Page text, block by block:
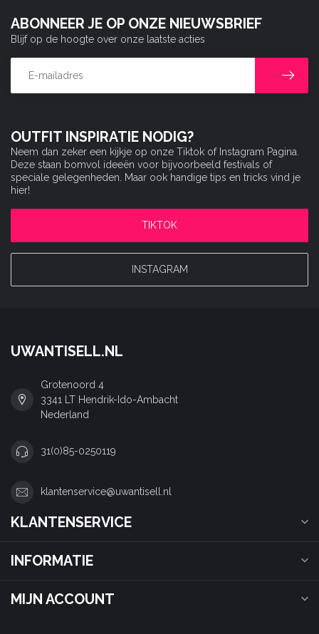
OUTFIT INSPIRATIE NODIG?
Neem dan zeker een kijkje op onze Tiktok of Instagram Pagina.
Deze staan bomvol ideeën voor bijvoorbeeld festivals of
speciale gelegenheden. Maar ook handige tips en tricks vind je
hier!
TIKTOK
INSTAGRAM
ABONNEER JE OP ONZE NIEUWSBRIEF
Blijf op de hoogte over onze laatste acties
UWANTISELL.NL
Grotenoord 4
3341 LT Hendrik-Ido-Ambacht
Nederland
31(0)85-0250119
klantenservice@uwantisell.nl
KLANTENSERVICE
INFORMATIE
MIJN ACCOUNT